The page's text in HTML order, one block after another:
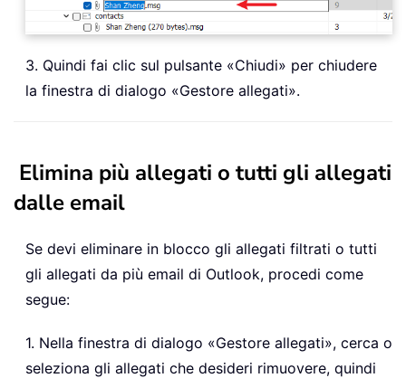
3. Quindi fai clic sul pulsante «Chiudi» per chiudere
la finestra di dialogo «Gestore allegati».
Elimina più allegati o tutti gli allegati
dalle email
Se devi eliminare in blocco gli allegati filtrati o tutti
gli allegati da più email di Outlook, procedi come
segue:
1. Nella finestra di dialogo «Gestore allegati», cerca o
seleziona gli allegati che desideri rimuovere, quindi